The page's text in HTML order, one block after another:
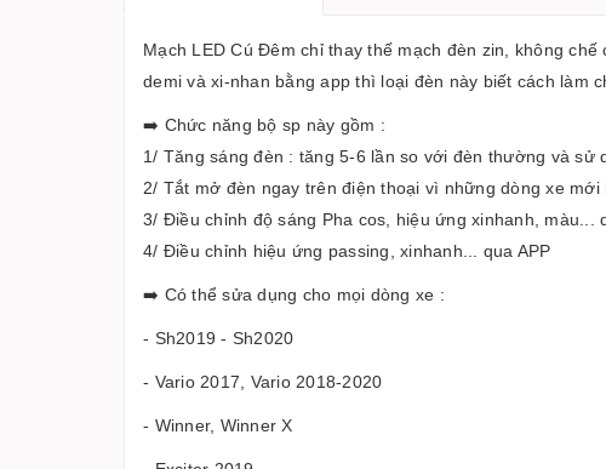
Mạch LED Cú Đêm chỉ thay thế mạch đèn zin, không
demi và xi-nhan bằng app thì loại đèn này biết cách làm
➡️ Chức năng bộ sp này gồm :
1/ Tăng sáng đèn : tăng 5-6 lần so với đèn thường và sử
2/ Tắt mở đèn ngay trên điện thoại vì những dòng xe
3/ Điều chỉnh độ sáng Pha cos, hiệu ứng xinhanh, màu...
4/ Điều chỉnh hiệu ứng passing, xinhanh... qua APP
➡️ Có thể sửa dụng cho mọi dòng xe :
- Sh2019 - Sh2020
- Vario 2017, Vario 2018-2020
- Winner, Winner X